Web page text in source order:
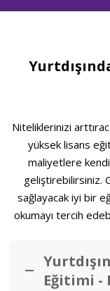
Niteliklerinizi
yüksek lisans
maliyetlere
geliştirebilirsiniz.
sağlayacak iyi bir
okumayı tercih
Eğitimi -